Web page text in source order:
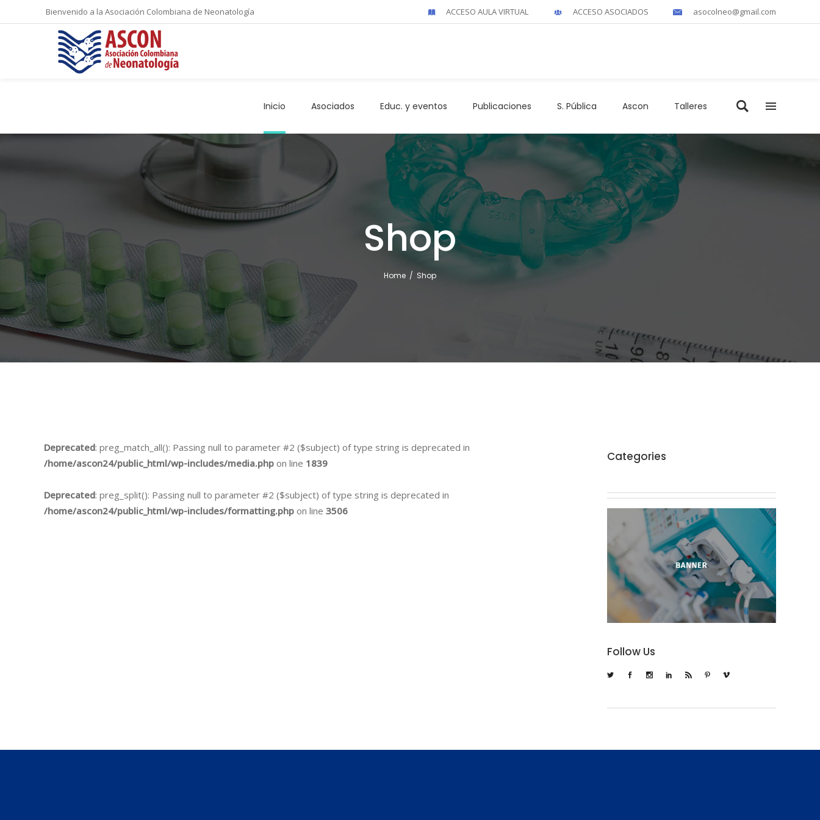
Bienvenido a la Asociación Colombiana de Neonatología ACCESO AULA VIRTUAL ACCESO ASOCIADOS asocolneo@gmail.com
Inicio Asociados Educ. y eventos Publicaciones S. Pública Ascon Talleres
Shop
Home / Shop
Deprecated: preg_match_all(): Passing null to parameter #2 ($subject) of type string is deprecated in
/home/ascon24/public_html/wp-includes/media.php on line 1839
Deprecated: preg_split(): Passing null to parameter #2 ($subject) of type string is deprecated in
/home/ascon24/public_html/wp-includes/formatting.php on line 3506
Categories
Follow Us